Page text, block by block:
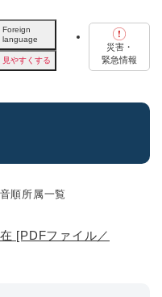
Foreign
language
見やすくする
災害・
緊急情報
順所属一覧
[PDFファイル／